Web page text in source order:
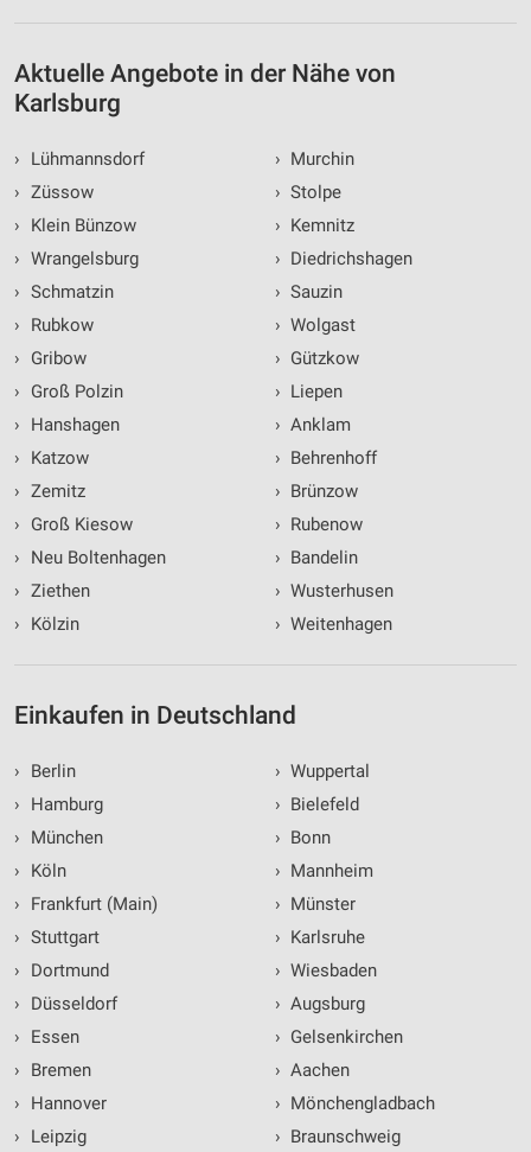
Aktuelle Angebote in der Nähe von
Karlsburg
›
Lühmannsdorf
› Züssow
›
Klein Bünzow
› Wrangelsburg
› Schmatzin
›
Rubkow
›
Gribow
›
Groß Polzin
›
Hanshagen
›
Katzow
› Zemitz
›
Groß Kiesow
›
Neu Boltenhagen
› Ziethen
›
Kölzin
› Murchin
› Stolpe
› Kemnitz
› Diedrichshagen
› Sauzin
› Wolgast
› Gützkow
› Liepen
› Anklam
› Behrenhoff
› Brünzow
› Rubenow
› Bandelin
› Wusterhusen
› Weitenhagen
Einkaufen in Deutschland
›
Berlin
›
Hamburg
›
München
›
Köln
›
Frankfurt (Main)
› Stuttgart
›
Dortmund
›
Düsseldorf
›
Essen
›
Bremen
›
Hannover
›
Leipzig
› Wuppertal
› Bielefeld
› Bonn
› Mannheim
› Münster
› Karlsruhe
› Wiesbaden
› Augsburg
› Gelsenkirchen
› Aachen
› Mönchengladbach
› Braunschweig